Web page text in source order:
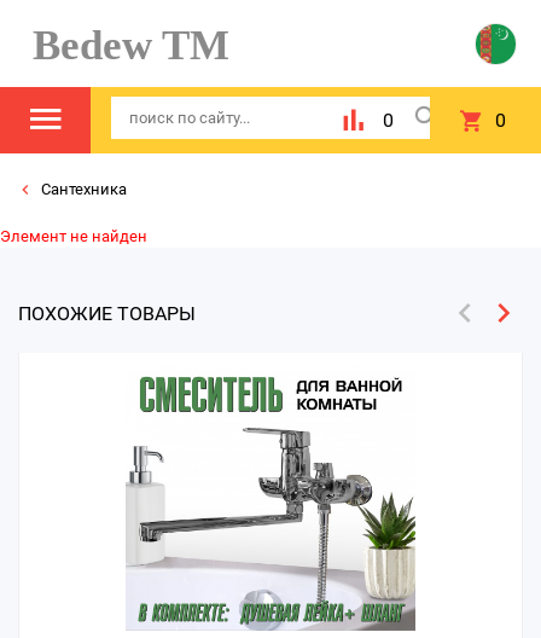
Bedew TM
0 0
Сантехника
Элемент не найден
ПОХОЖИЕ ТОВАРЫ